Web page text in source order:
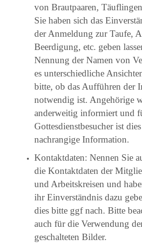
von Brautpaaren,
Sie haben sich das
der Anmeldung zur Taufe,
Beerdigung, etc. geben
Nennung der Namen von
es unterschiedliche
bitte, ob das Aufführen der
notwendig ist. Angehörige
anderweitig informiert und
Gottesdienstbesucher ist
nachrangige Information.
Kontaktdaten: Nennen Sie
die Kontaktdaten der
und Arbeitskreisen und
ihr Einverständnis dazu
dies bitte ggf nach. Bitte
auch für die Verwendung
geschalteten Bilder.